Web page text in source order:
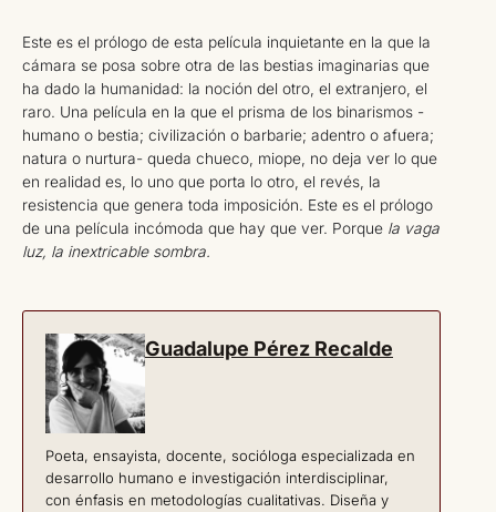
Este es el prólogo de esta película inquietante en la que la
cámara se posa sobre otra de las bestias imaginarias que
ha dado la humanidad: la noción del otro, el extranjero, el
raro. Una película en la que el prisma de los binarismos -
humano o bestia; civilización o barbarie; adentro o afuera;
natura o nurtura- queda chueco, miope, no deja ver lo que
en realidad es, lo uno que porta lo otro, el revés, la
resistencia que genera toda imposición. Este es el prólogo
de una película incómoda que hay que ver. Porque la vaga
luz, la inextricable sombra.
Guadalupe Pérez Recalde
Poeta, ensayista, docente, socióloga especializada en
desarrollo humano e investigación interdisciplinar,
con énfasis en metodologías cualitativas. Diseña y